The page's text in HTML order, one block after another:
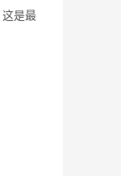
是最